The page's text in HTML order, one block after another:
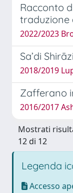
Racconto
traduzione
2022/2023
Sa’di
2018/2019
Zafferano
2016/2017
Mostrati
12 di 12
Legenda
Accesso